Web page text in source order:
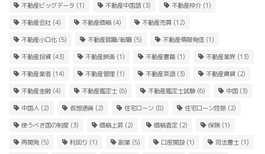
不動産ビッグデータ (1) 不動産中国語(3) 不動産仲介 (1)
不動産会社 (4) 不動産価格(4) 不動産売買 (12)
不動産小口化 (5) 不動産就職/転職 (5) 不動産情報発信 (1)
不動産投資 (43) 不動産映画 (1) 不動産書籍 (1) 不動産業界 (13)
不動産業者 (14) 不動産管理 (1) 不動産英語(3) 不動産賃貸 (2)
不動産金融 (4) 不動産鑑定士 (6) 不動産鑑定士試験 (6) 中国 (3)
中国人 (2) 仮想通貨 (2) 住宅ローン (8) 住宅ローン控除 (2)
使うべき国の制度 (3) 価格上昇 (2) 価格査定 (2) 保険 (1)
再開発 (5) 利回り (1) 副業 (5) 口座開設(1) 司法書士 (1)